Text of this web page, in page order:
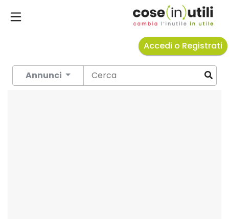
Accedi o Registrati
Annunci